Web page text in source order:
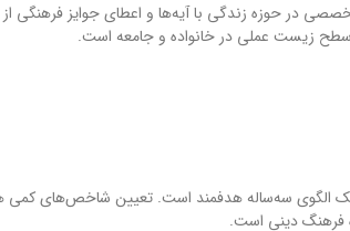
یزد با اشاره به توزیع بیش از ۵ هزار جلد کتاب تخصصی در حوزه زندگی با آیه‌ها و اعطای
زیست عملی در خانواده و جامعه است.